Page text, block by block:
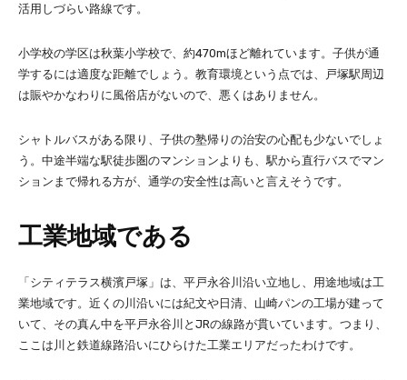
活用しづらい路線です。
小学校の学区は秋葉小学校で、約470mほど離れています。子供が通
学するには適度な距離でしょう。教育環境という点では、戸塚駅周辺
は賑やかなわりに風俗店がないので、悪くはありません。
シャトルバスがある限り、子供の塾帰りの治安の心配も少ないでしょ
う。中途半端な駅徒歩圏のマンションよりも、駅から直行バスでマン
ションまで帰れる方が、通学の安全性は高いと言えそうです。
工業地域である
「シティテラス横濱戸塚」は、平戸永谷川沿い立地し、用途地域は工
業地域です。近くの川沿いには紀文や日清、山崎パンの工場が建って
いて、その真ん中を平戸永谷川とJRの線路が貫いています。つまり、
ここは川と鉄道線路沿いにひらけた工業エリアだったわけです。